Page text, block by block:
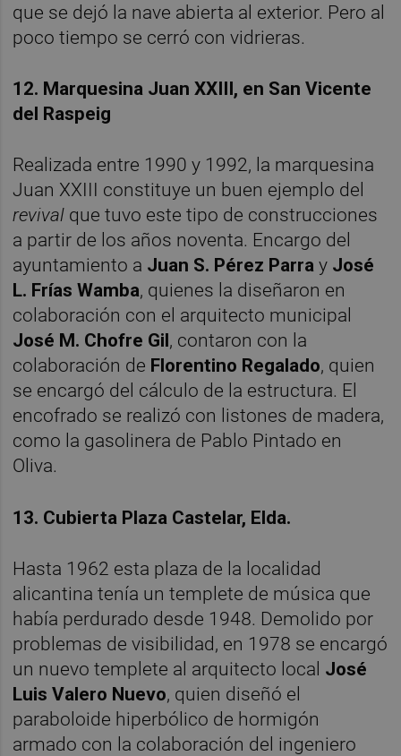
que se dejó la nave abierta al exterior. Pero al
poco tiempo se cerró con vidrieras.
12. Marquesina Juan XXIII, en San Vicente
del Raspeig
Realizada entre 1990 y 1992, la marquesina
Juan XXIII constituye un buen ejemplo del
revival que tuvo este tipo de construcciones
a partir de los años noventa. Encargo del
ayuntamiento a Juan S. Pérez Parray José
L. Frías Wamba, quienes la diseñaron en
colaboración con el arquitecto municipal
José M. Chofre Gil , contaron con la
colaboración de Florentino Regalado, quien
se encargó del cálculo de la estructura. El
encofrado se realizó con listones de madera,
como la gasolinera de Pablo Pintado en
Oliva.
13. Cubierta Plaza Castelar, Elda.
Hasta 1962 esta plaza de la localidad
alicantina tenía un templete de música que
había perdurado desde 1948. Demolido por
problemas de visibilidad, en 1978 se encargó
un nuevo templete al arquitecto local José
Luis Valero Nuevo, quien diseñó el
paraboloide hiperbólico de hormigón
armado con la colaboración del ingeniero